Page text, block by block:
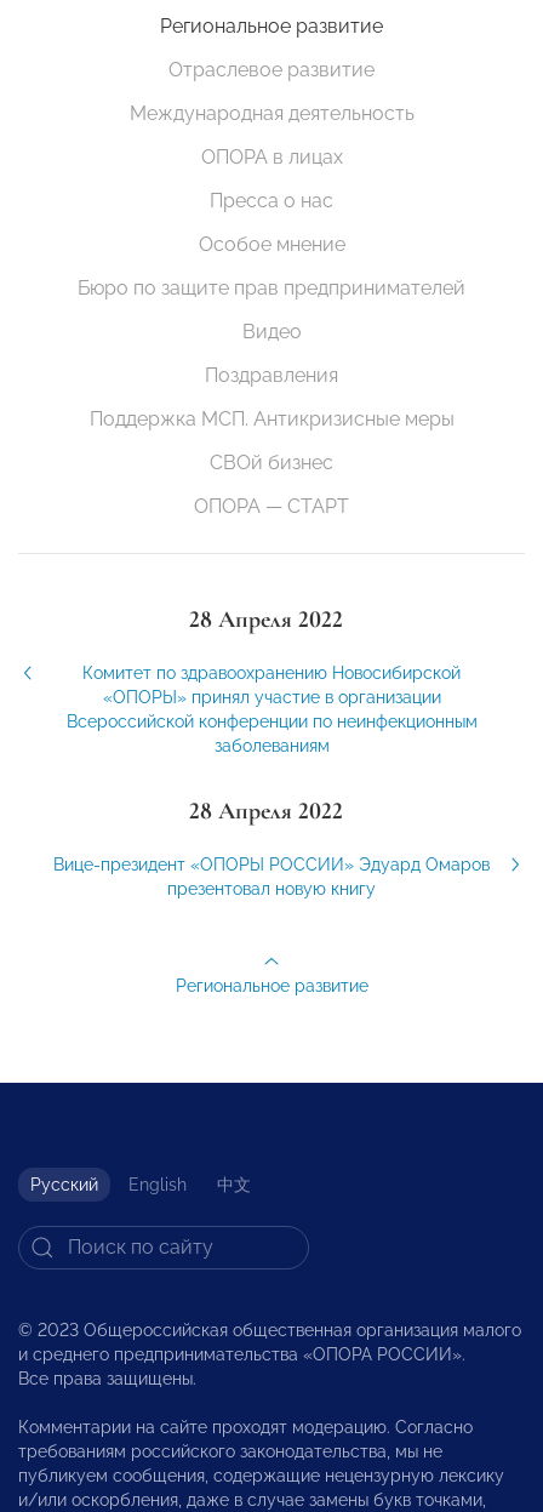
Региональное развитие
Отраслевое развитие
Международная деятельность
ОПОРА в лицах
Пресса о нас
Особое мнение
Бюро по защите прав предпринимателей
Видео
Поздравления
Поддержка МСП. Антикризисные меры
СВОй бизнес
ОПОРА — СТАРТ
28 Апреля 2022
Комитет по здравоохранению Новосибирской
«ОПОРЫ» принял участие в организации
Всероссийской конференции по неинфекционным
заболеваниям
28 Апреля 2022
Вице-президент «ОПОРЫ РОССИИ» Эдуард Омаров
презентовал новую книгу
Региональное развитие
Русский English 中文
© 2023 Общероссийская общественная организация малого
и среднего предпринимательства «ОПОРА РОССИИ».
Все права защищены.
Комментарии на сайте проходят модерацию. Согласно
требованиям российского законодательства, мы не
публикуем сообщения, содержащие нецензурную лексику
и/или оскорбления, даже в случае замены букв точками,